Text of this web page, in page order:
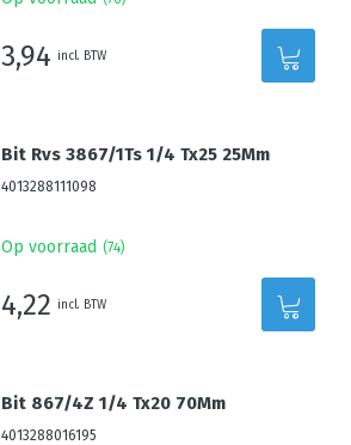
3,94 incl. BTW
Bit Rvs 3867/1Ts 1/4 Tx25 25Mm
4013288111098
Op voorraad (74)
4,22 incl. BTW
Bit 867/4Z 1/4 Tx20 70Mm
4013288016195